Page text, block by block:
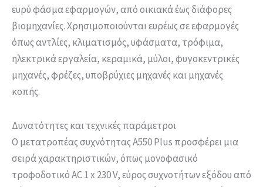
ευρύ φάσμα εφαρμογών, από οικιακά έως διάφορες
βιομηχανίες. Χρησιμοποιούνται ευρέως σε εφαρμογές
όπως αντλίες, κλιματισμός, υφάσματα, τρόφιμα,
ηλεκτρικά εργαλεία, κεραμικά, μύλοι, φυγοκεντρικές
μηχανές, φρέζες, υποβρύχιες μηχανές και μηχανές
κοπής.
Δυνατότητες και τεχνικές παράμετροι
Ο μετατροπέας συχνότητας A550 Plus προσφέρει μια
σειρά χαρακτηριστικών, όπως μονοφασικό
τροφοδοτικό AC 1 x 230 V, εύρος συχνοτήτων εξόδου από